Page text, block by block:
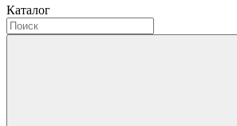
Каталог